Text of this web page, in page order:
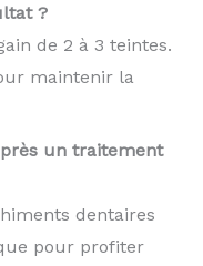
?
de 2 à 3 teintes.
maintenir la
un traitement
dentaires
pour profiter